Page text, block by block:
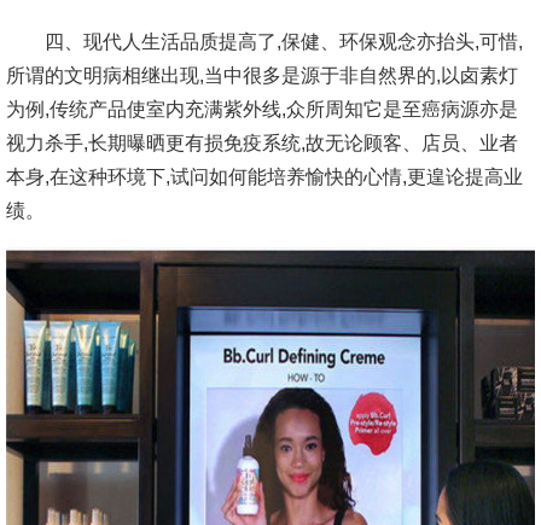
四、现代人生活品质提高了,保健、环保观念亦抬头,可惜,
所谓的文明病相继出现,当中很多是源于非自然界的,以卤素灯
为例,传统产品使室内充满紫外线,众所周知它是至癌病源亦是
视力杀手,长期曝晒更有损免疫系统,故无论顾客、店员、业者
本身,在这种环境下,试问如何能培养愉快的心情,更遑论提高业
绩。